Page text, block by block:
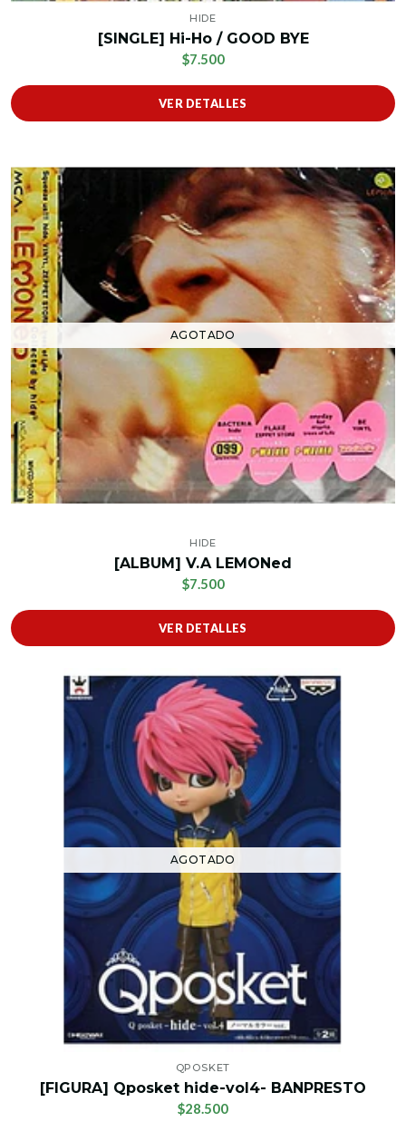
HIDE
[SINGLE] Hi-Ho / GOOD BYE
$7.500
VER DETALLES
AGOTADO
HIDE
[ALBUM] V.A LEMONed
$7.500
VER DETALLES
AGOTADO
QPOSKET
[FIGURA] Qposket hide-vol4- BANPRESTO
$28.500